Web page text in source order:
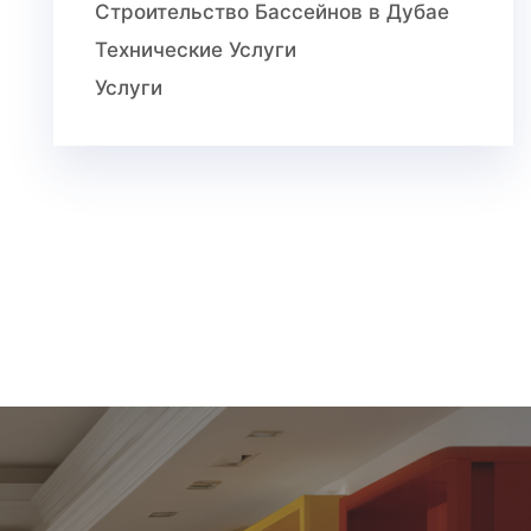
Строительство Бассейнов в Дубае
Технические Услуги
Услуги